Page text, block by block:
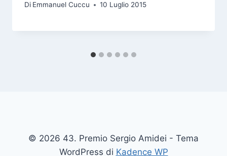
Di Emmanuel Cuccu 10 Luglio 2015
© 2026 43. Premio Sergio Amidei - Tema
WordPress di Kadence WP